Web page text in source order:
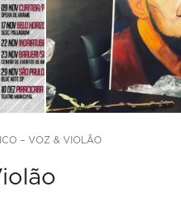
– VOZ & VIOLÃO